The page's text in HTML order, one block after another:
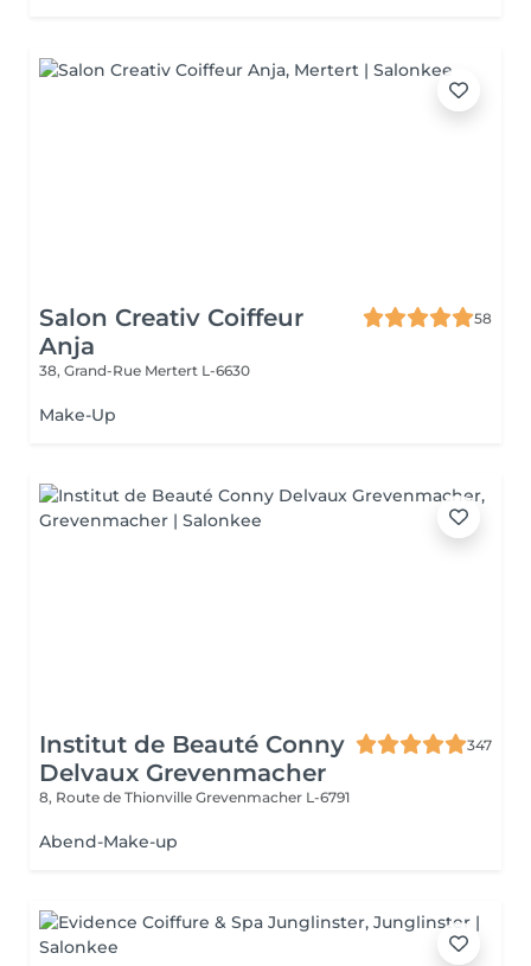
Salon Creativ Coiffeur
Anja
58
38, Grand-Rue Mertert L-6630
Make-Up
Institut de Beauté Conny
Delvaux Grevenmacher
347
8, Route de Thionville Grevenmacher L-6791
Abend-Make-up